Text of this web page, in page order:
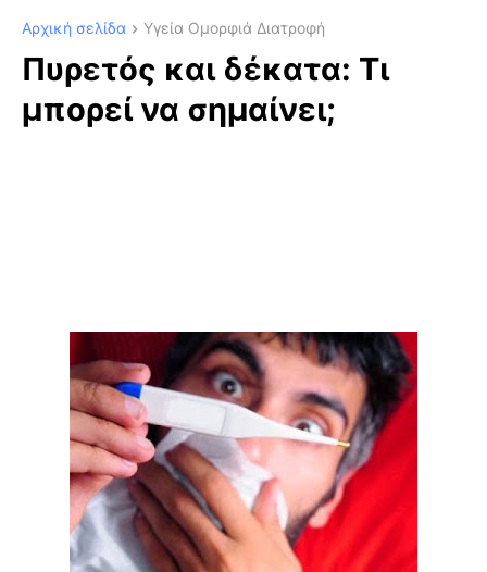
Αρχική σελίδα Υγεία Ομορφιά Διατροφή
Πυρετός και δέκατα: Τι
μπορεί να σημαίνει;